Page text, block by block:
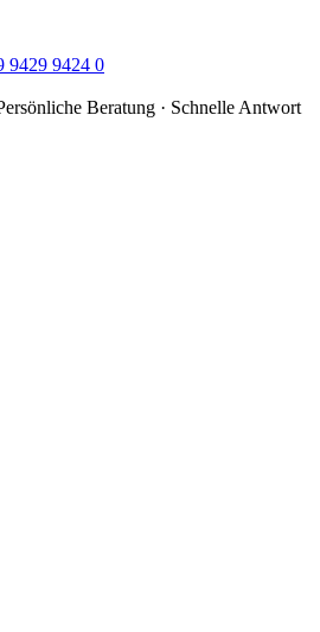
9429 9424 0
Beratung · Schnelle Antwort